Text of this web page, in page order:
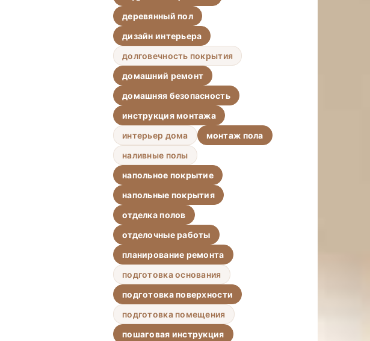
деревянный пол
дизайн интерьера
долговечность покрытия
домашний ремонт
домашняя безопасность
инструкция монтажа
интерьер дома
монтаж пола
наливные полы
напольное покрытие
напольные покрытия
отделка полов
отделочные работы
планирование ремонта
подготовка основания
подготовка поверхности
подготовка помещения
пошаговая инструкция